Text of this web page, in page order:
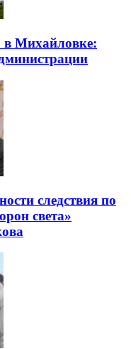
Михайловке:
следствия по
света»